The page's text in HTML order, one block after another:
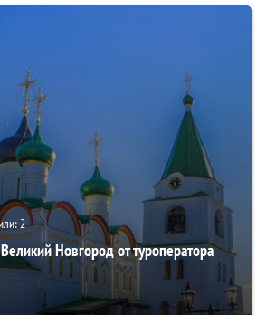
2
Новгород от туроператора